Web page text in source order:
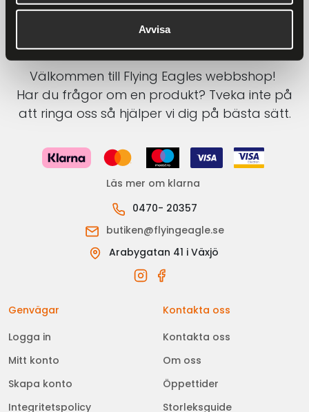
Avvisa
Välkommen till Flying Eagles webbshop!
Har du frågor om en produkt? Tveka inte på
att ringa oss så hjälper vi dig på bästa sätt.
Läs mer om klarna
0470- 20357
butiken@flyingeagle.se
Arabygatan 41 i Växjö
Genvägar
Logga in
Mitt konto
Skapa konto
Integritetspolicy
Kontakta oss
Kontakta oss
Om oss
Öppettider
Storleksguide